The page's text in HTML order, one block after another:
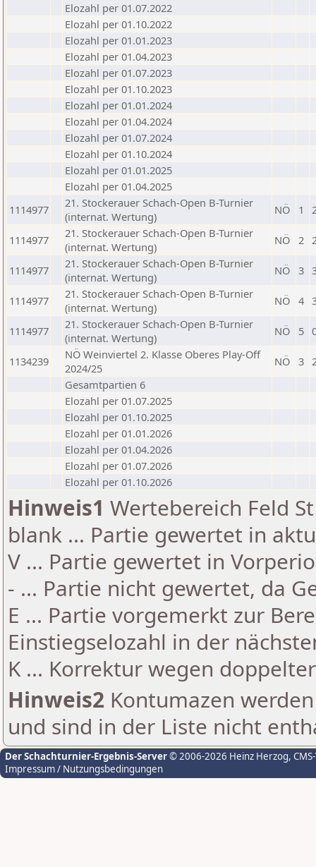
Elozahl per 01.07.2022
Elozahl per 01.10.2022
Elozahl per 01.01.2023
Elozahl per 01.04.2023
Elozahl per 01.07.2023
Elozahl per 01.10.2023
Elozahl per 01.01.2024
Elozahl per 01.04.2024
Elozahl per 01.07.2024
Elozahl per 01.10.2024
Elozahl per 01.01.2025
Elozahl per 01.04.2025
1114977
21. Stockerauer Schach-Open B-Turnier
(internat. Wertung)
NÖ 1
1114977
21. Stockerauer Schach-Open B-Turnier
(internat. Wertung)
NÖ 2
1114977
21. Stockerauer Schach-Open B-Turnier
(internat. Wertung)
NÖ 3
1114977
21. Stockerauer Schach-Open B-Turnier
(internat. Wertung)
NÖ 4
1114977
21. Stockerauer Schach-Open B-Turnier
(internat. Wertung)
NÖ 5
1134239
NÖ Weinviertel 2. Klasse Oberes Play-Off
2024/25
NÖ 3
Gesamtpartien 6
Elozahl per 01.07.2025
Elozahl per 01.10.2025
Elozahl per 01.01.2026
Elozahl per 01.04.2026
Elozahl per 01.07.2026
Elozahl per 01.10.2026
Hinweis1 Wertebereich Feld
blank ... Partie gewertet in
V ... Partie gewertet in
- ... Partie nicht gewertet, da
E ... Partie vorgemerkt zur
Einstiegselozahl in der
K ... Korrektur wegen
Hinweis2 Kontumazen
und sind in der Liste nicht
Der Schachturnier-Ergebnis-Server© 2006-2026 Heinz Herzog,
Impressum / Nutzungsbedingungen